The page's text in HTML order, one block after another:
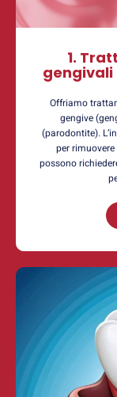
1.
Offriamo
gengive
(parodontite).
per
possono